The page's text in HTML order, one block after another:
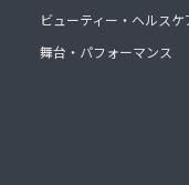
ビューティー・ヘルスケ
舞台・パフォーマンス